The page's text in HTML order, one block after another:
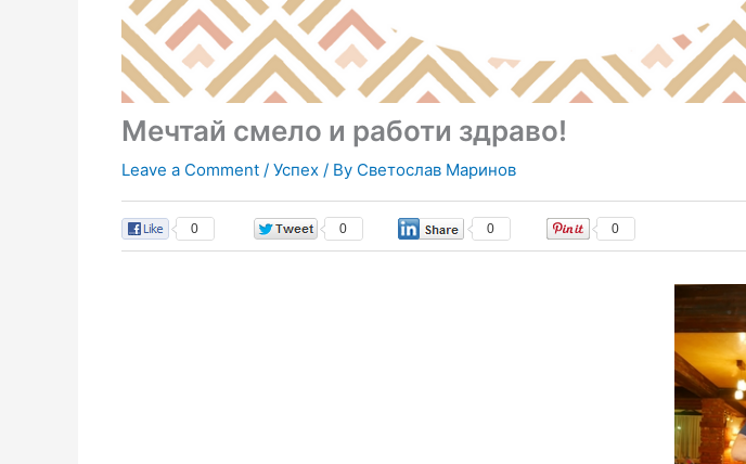
Мечтай смело и работи здраво!
Leave a Comment /Успех / By Светослав Маринов
0 0 0 0